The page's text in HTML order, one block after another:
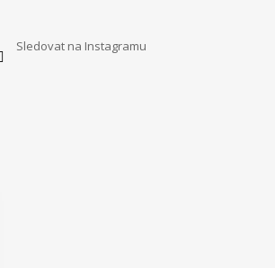
Sledovat na Instagramu